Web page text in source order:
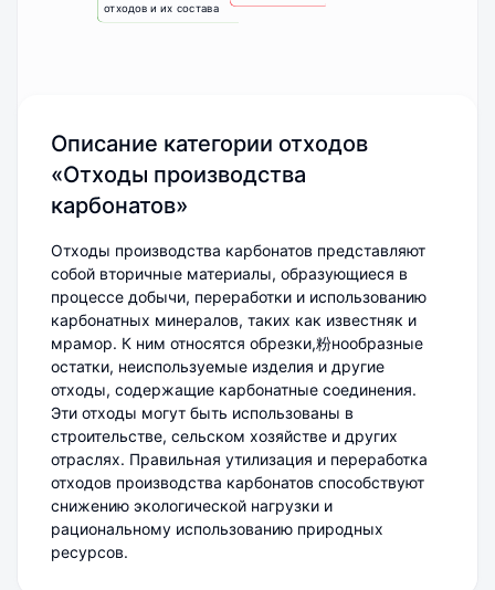
Ольга Гацуц
Здравствуйте! Я онлайн и
готова помочь с подбором
кода ФККО или оформлением
документации по отходам.
отходов и их состава
Описание категории отходов
«Отходы производства
карбонатов»
Отходы производства карбонатов представляют
собой вторичные материалы, образующиеся в
процессе добычи, переработки и использованию
карбонатных минералов, таких как известняк и
мрамор. К ним относятся обрезки,粉нообразные
остатки, неиспользуемые изделия и другие
отходы, содержащие карбонатные соединения.
Эти отходы могут быть использованы в
строительстве, сельском хозяйстве и других
отраслях. Правильная утилизация и переработка
отходов производства карбонатов способствуют
снижению экологической нагрузки и
рациональному использованию природных
ресурсов.